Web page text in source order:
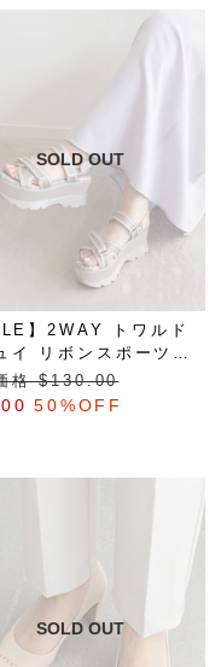
】2WAY トワルド
イ リボンスポーツサ
格 $‌130.00
50%OFF